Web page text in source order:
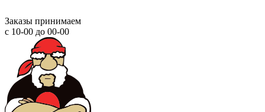
Заказы принимаем
с 10-00 до 00-00